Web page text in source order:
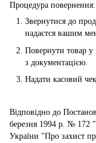
Процедура повернення:
Звернутися до
надаєтся вашим
Повернути товар у
з документацією.
Надати касовий
Відповідно до
березня 1994 р. № 172
України "Про захист